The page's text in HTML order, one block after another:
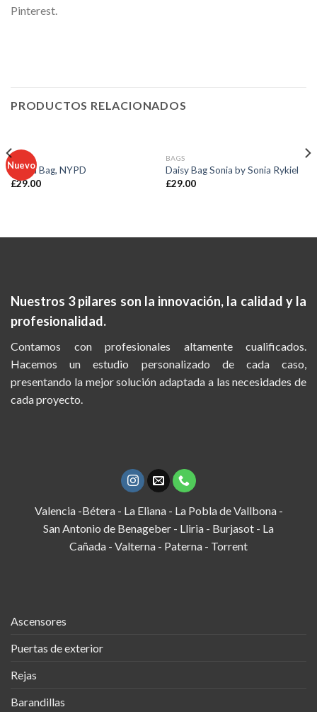
Pinterest.
PRODUCTOS RELACIONADOS
Nuevo
BAGS
Adelia Bag, NYPD
£29.00
BAGS
Daisy Bag Sonia by Sonia Rykiel
£29.00
Nuestros 3 pilares son la innovación, la calidad y la
profesionalidad.
Contamos con profesionales altamente cualificados.
Hacemos un estudio personalizado de cada caso,
presentando la mejor solución adaptada a las necesidades de
cada proyecto.
Valencia -Bétera - La Eliana - La Pobla de Vallbona -
San Antonio de Benageber - Lliria - Burjasot - La
Cañada - Valterna - Paterna - Torrent
Ascensores
Puertas de exterior
Rejas
Barandillas